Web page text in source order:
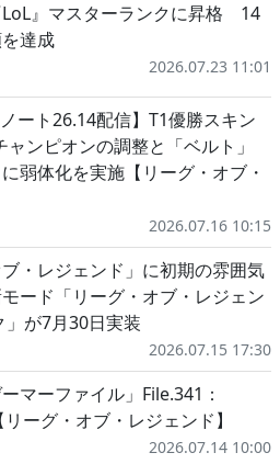
LoL』マスターランクに昇格 14
達成
2026.07.23 11:01
ノート26.14配信】T1優勝スキン
ャンピオンの調整と「ベルト」
に弱体化を実施【リーグ・オブ・
2026.07.16 10:15
ブ・レジェンド」に初期の雰囲気
ード「リーグ・オブ・レジェン
」が7月30日実装
2026.07.15 17:30
マーファイル」File.341：
ーグ・オブ・レジェンド】
2026.07.14 10:00